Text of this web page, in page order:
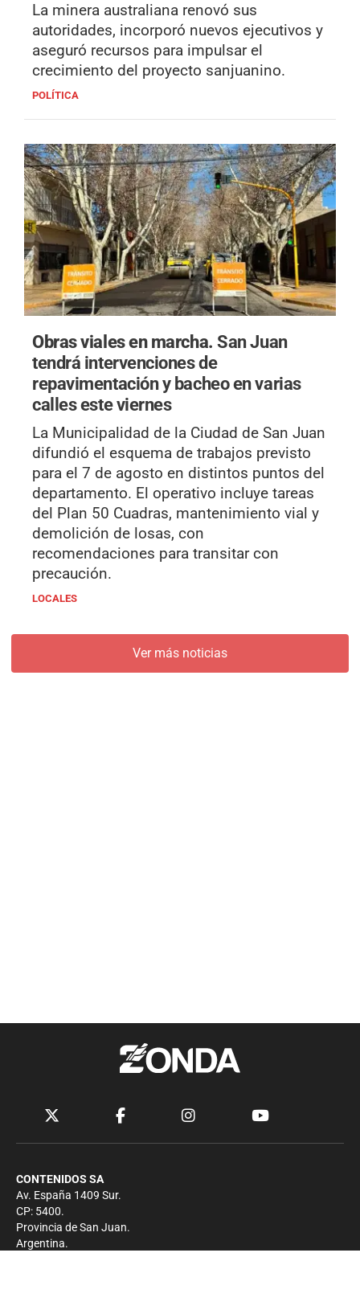
La minera australiana renovó sus
autoridades, incorporó nuevos ejecutivos y
aseguró recursos para impulsar el
crecimiento del proyecto sanjuanino.
POLÍTICA
Obras viales en marcha.San Juan
tendrá intervenciones de
repavimentación y bacheo en varias
calles este viernes
La Municipalidad de la Ciudad de San Juan
difundió el esquema de trabajos previsto
para el 7 de agosto en distintos puntos del
departamento. El operativo incluye tareas
del Plan 50 Cuadras, mantenimiento vial y
demolición de losas, con
recomendaciones para transitar con
precaución.
LOCALES
Ver más noticias
CONTENIDOS SA
Av. España 1409 Sur.
CP: 5400.
Provincia de San Juan.
Argentina.